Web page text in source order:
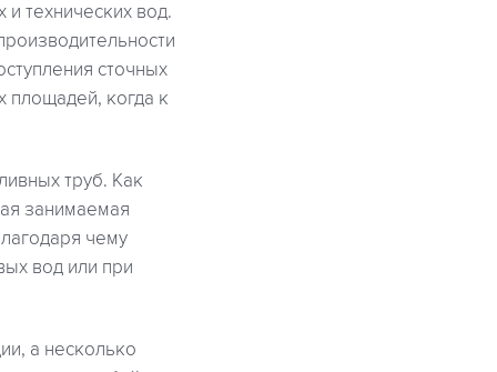
технических вод.
сточных
площадей, когда к
труб. Как
занимаемая
чему
вод или при
а несколько